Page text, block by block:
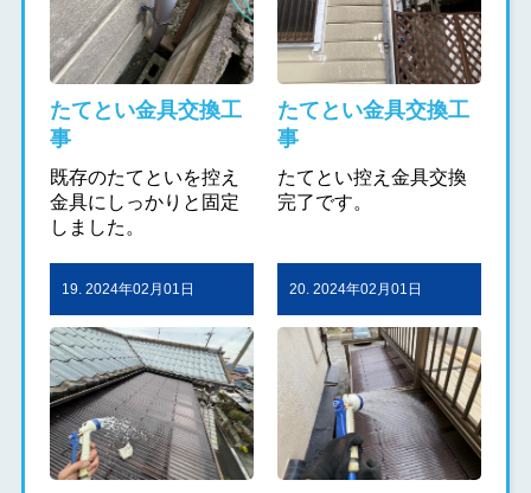
たてとい金具交換工
事
既存のたてといを控え
金具にしっかりと固定
しました。
たてとい金具交換工
事
たてとい控え金具交換
完了です。
19. 2024年02月01日 20. 2024年02月01日